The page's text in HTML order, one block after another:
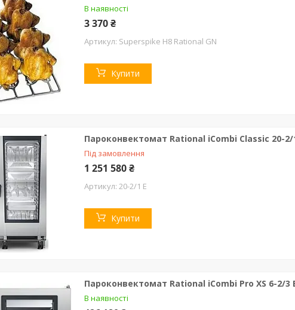
В наявності
3 370 ₴
Superspike H8 Rational GN
Купити
Пароконвектомат Rational iCombi Classic 20-2/
Під замовлення
1 251 580 ₴
20-2/1 E
Купити
Пароконвектомат Rational iCombi Pro XS 6-2/3
В наявності